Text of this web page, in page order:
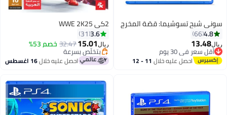
سوني شبح تسوشيما: قصّة المخرج
4.8
66
ريال13.48
أقل سعر في 30 يوم
أقل سعر في 30 يوماحصل عليه خلال 11 - 12
2كي WWE 2K25
3.6
31
ريال15.01
32.47خصم 53%
بتخلّص بسرعة
بتخلّص بسرعةاحصل عليه خلال16 اغسطس